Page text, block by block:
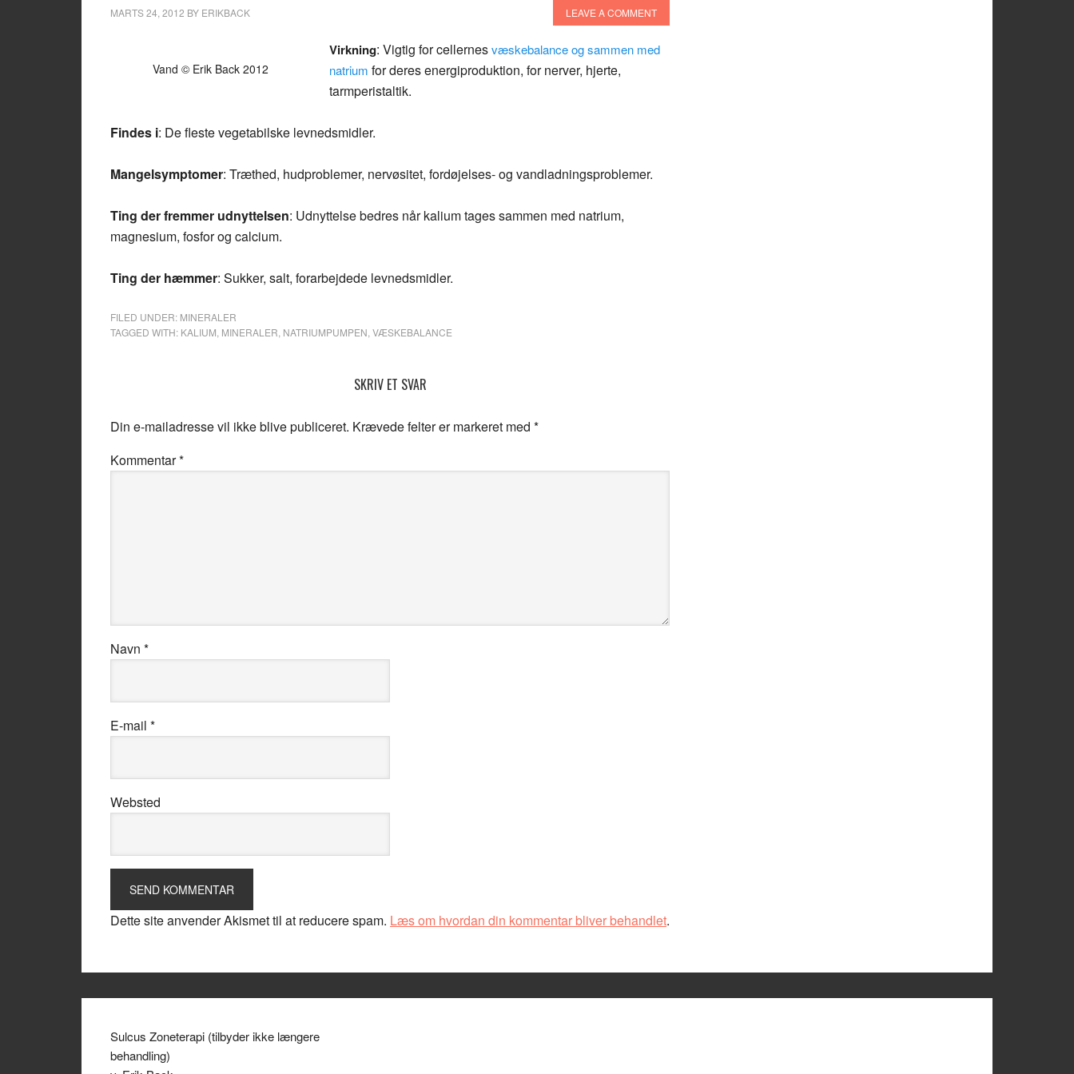
MARTS 24, 2012 BY ERIKBACK LEAVE A COMMENT
Vand © Erik Back 2012
Virkning: Vigtig for cellernesvæskebalance og sammen med
natrium for deres energiproduktion, for nerver, hjerte,
tarmperistaltik.
Findes i: De fleste vegetabilske levnedsmidler.
Mangelsymptomer: Træthed, hudproblemer, nervøsitet, fordøjelses- og vandladningsproblemer.
Ting der fremmer udnyttelsen: Udnyttelse bedres når kalium tages sammen med natrium,
magnesium, fosfor og calcium.
Ting der hæmmer: Sukker, salt, forarbejdede levnedsmidler.
FILED UNDER: MINERALER
TAGGED WITH: KALIUM MINERALER NATRIUMPUMPEN VÆSKEBALANCE
SKRIV ET SVAR
Din e-mailadresse vil ikke blive publiceret. Krævede felter er markeret med *
Kommentar*
Navn *
E-mail *
Websted
Dette site anvender Akismet til at reducere spam. Læs om hvordan din kommentar bliver behandlet.
Sulcus Zoneterapi (tilbyder ikke længere
behandling)